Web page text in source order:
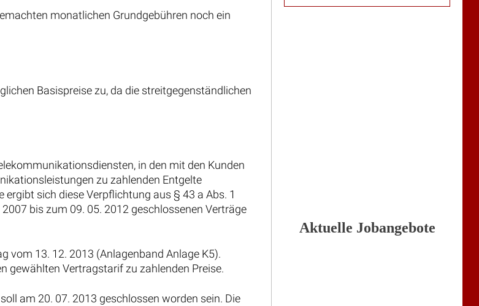
monatlichen Grundgebühren noch ein
Basispreise zu, da die streitgegenständlichen
in den mit den Kunden
zu zahlenden Entgelte
sich diese Verpflichtung aus § 43 a Abs. 1
bis zum 09. 05. 2012 geschlossenen Verträge
vom 13. 12. 2013 (Anlagenband Anlage K5).
gewählten Vertragstarif zu zahlenden Preise.
am 20. 07. 2013 geschlossen worden sein. Die
Aktuelle Jobangebote